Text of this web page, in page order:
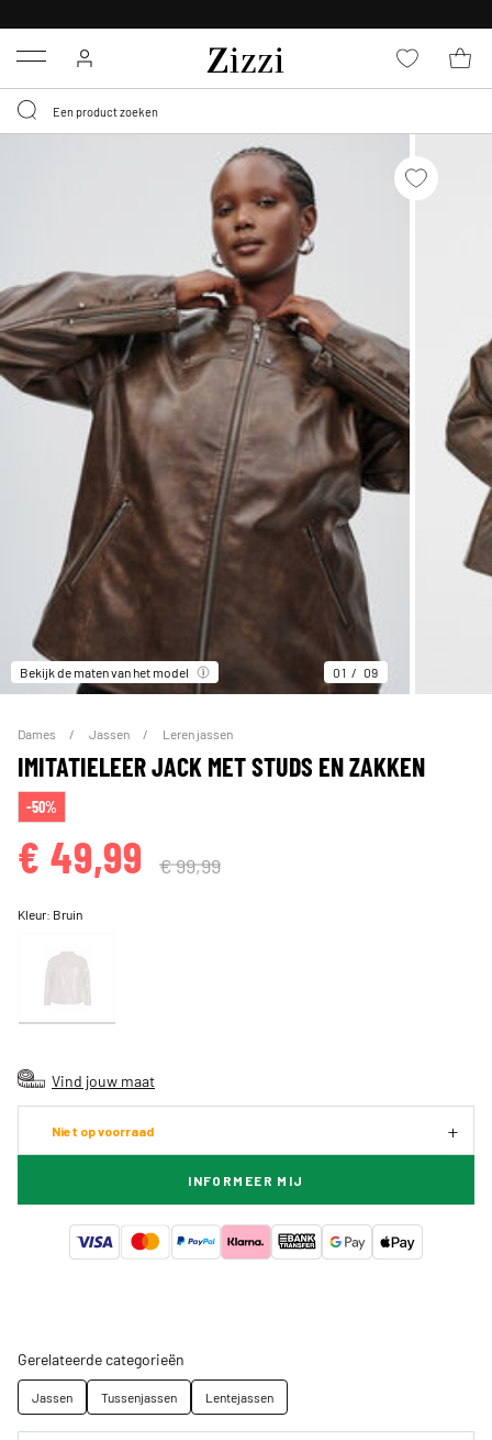
Menu
Bekijk de maten van het model 01 09
Dames Jassen Leren jassen
IMITATIELEER JACK MET STUDS EN ZAKKEN
-50%
€ 49,99 € 99,99
Kleur: Bruin
Vind jouw maat
Niet op voorraad
INFORMEER MIJ
Gerelateerde categorieën
Jassen Tussenjassen Lentejassen